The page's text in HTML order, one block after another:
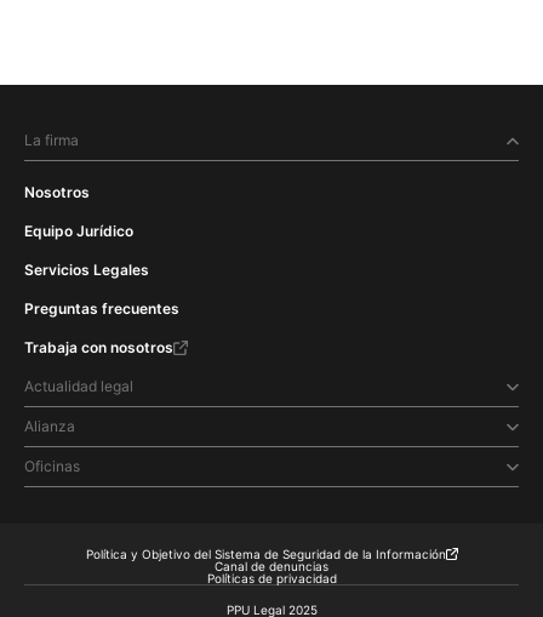
La firma
Nosotros
Equipo Jurídico
Servicios Legales
Preguntas frecuentes
Trabaja con nosotros
Actualidad legal
Alianza
Oficinas
PPU Legal 2025
Política y Objetivo del Sistema de Seguridad de la Información
Canal de denuncias
Políticas de privacidad